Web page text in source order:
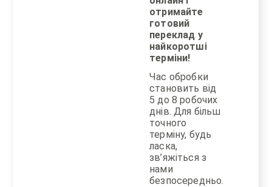
отримайте
готовий
переклад у
найкоротші
терміни!
Час обробки
становить від
5 до 8 робочих
днів. Для більш
точного
терміну, будь
ласка,
зв’яжіться з
нами
безпосередньо.